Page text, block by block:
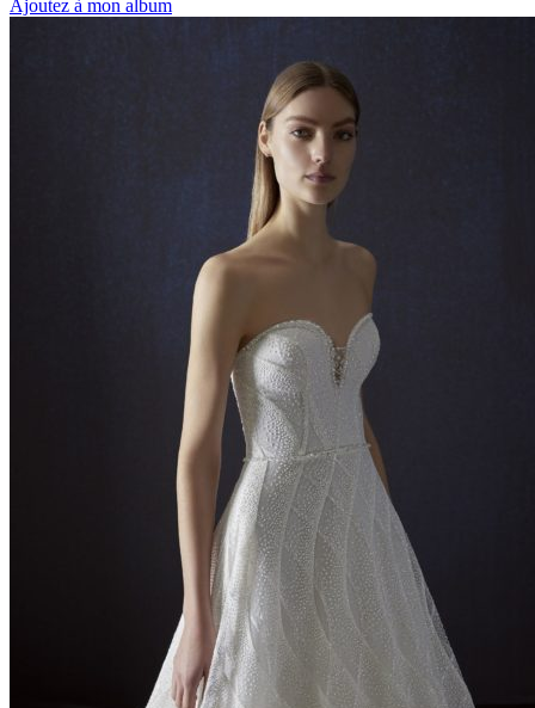
Ajoutez à mon album